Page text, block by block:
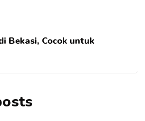
Bekasi, Cocok untuk